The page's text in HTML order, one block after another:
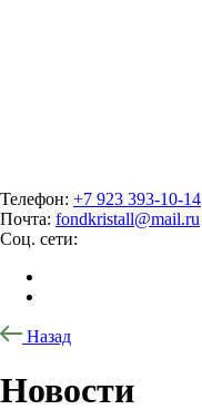
Телефон: +7 923 393-10-14
Почта: fondkristall@mail.ru
Соц. сети:
Назад
Новости